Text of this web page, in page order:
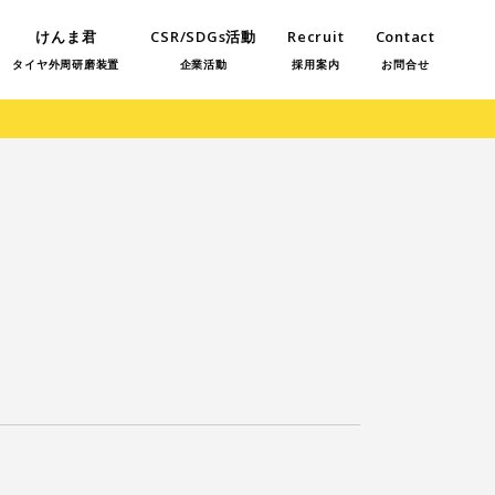
けんま君
タイヤ外周研磨装置
CSR/SDGs活動
企業活動
Recruit
採用案内
Contact
お問合せ